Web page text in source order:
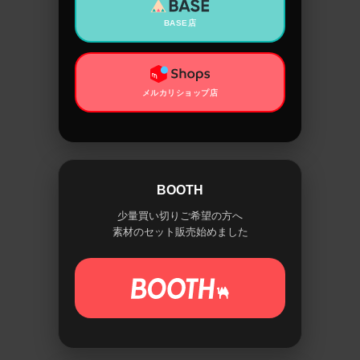
BASE店
メルカリショップ店
BOOTH
少量買い切りご希望の方へ
素材のセット販売始めました